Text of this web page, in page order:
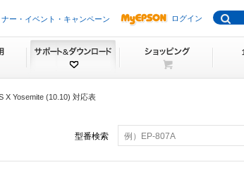
ー・イベント・キャンペーン ログイン
X Yosemite (10.10) 対応表
型番検索 例）EP-807A